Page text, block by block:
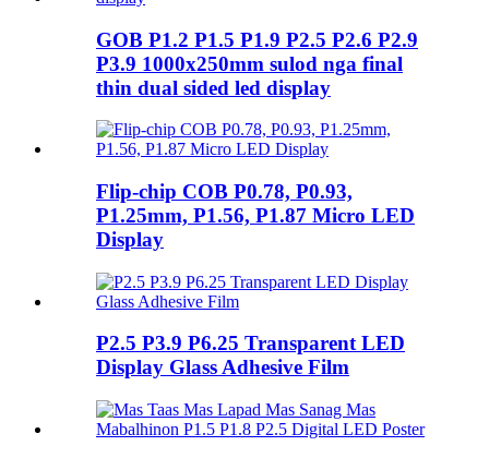
GOB P1.2 P1.5 P1.9 P2.5 P2.6 P2.9
P3.9 1000x250mm sulod nga final
thin dual sided led display
Flip-chip COB P0.78, P0.93,
P1.25mm, P1.56, P1.87 Micro LED
Display
P2.5 P3.9 P6.25 Transparent LED
Display Glass Adhesive Film